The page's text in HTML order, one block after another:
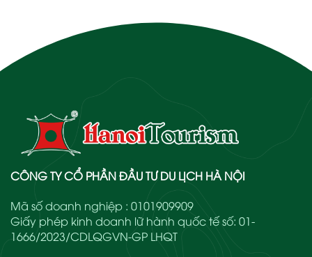
CÔNG TY CỔ PHẦN ĐẦU TƯ DU LỊCH HÀ NỘI
Mã số doanh nghiệp : 0101909909
Giấy phép kinh doanh lữ hành quốc tế số: 01-
1666/2023/CDLQGVN-GP LHQT